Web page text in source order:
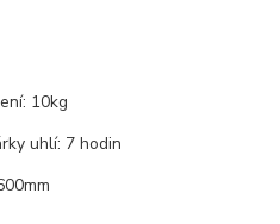
10kg
uhlí: 7 hodin